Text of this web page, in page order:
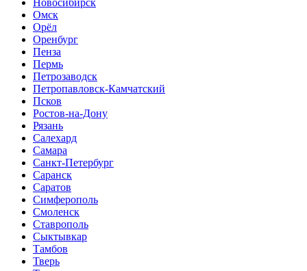
Новосибирск
Омск
Орёл
Оренбург
Пенза
Пермь
Петрозаводск
Петропавловск-Камчатский
Псков
Ростов-на-Дону
Рязань
Салехард
Самара
Санкт-Петербург
Саранск
Саратов
Симферополь
Смоленск
Ставрополь
Сыктывкар
Тамбов
Тверь